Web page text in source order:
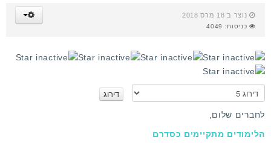
נוצר ב 18 מרס 2018
כניסות: 4049
נ
א
ר
לחברים שלום,
הלימודים מתקיימים כסדרם